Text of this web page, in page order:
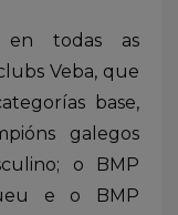
en todas as
Veba, que
base,
galegos
o BMP
e o BMP